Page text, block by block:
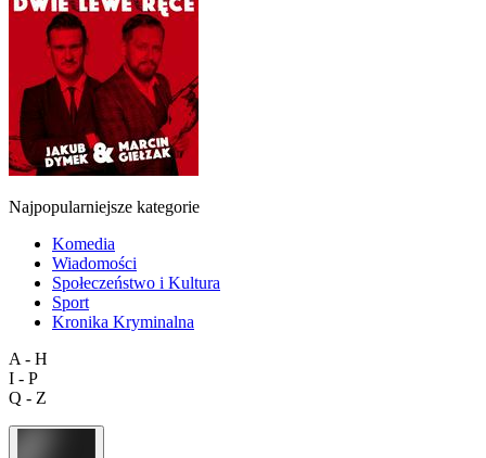
Najpopularniejsze kategorie
Komedia
Wiadomości
Społeczeństwo i Kultura
Sport
Kronika Kryminalna
A - H
I - P
Q - Z